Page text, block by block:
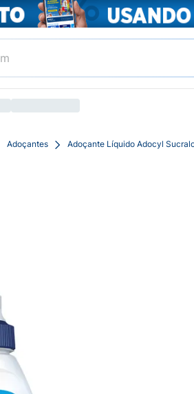
Adoçantes Adoçante Líquido Adocyl